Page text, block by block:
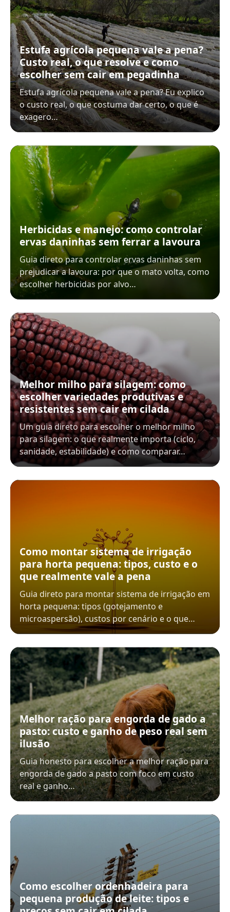
Estufa agrícola pequena vale a pena?
Custo real, o que resolve e como
escolher sem cair em pegadinha
Estufa agrícola pequena vale a pena? Eu explico
o custo real, o que costuma dar certo, o que é
exagero…
Herbicidas e manejo: como controlar
ervas daninhas sem ferrar a lavoura
Guia direto para controlar ervas daninhas sem
prejudicar a lavoura: por que o mato volta, como
escolher herbicidas por alvo…
Melhor milho para silagem: como
escolher variedades produtivas e
resistentes sem cair em cilada
Um guia direto para escolher o melhor milho
para silagem: o que realmente importa (ciclo,
sanidade, estabilidade) e como comparar…
Como montar sistema de irrigação
para horta pequena: tipos, custo e o
que realmente vale a pena
Guia direto para montar sistema de irrigação em
horta pequena: tipos (gotejamento e
microaspersão), custos por cenário e o que…
Melhor ração para engorda de gado a
pasto: custo e ganho de peso real sem
ilusão
Guia honesto para escolher a melhor ração para
engorda de gado a pasto com foco em custo
real e ganho…
Como escolher ordenhadeira para
pequena produção de leite: tipos e